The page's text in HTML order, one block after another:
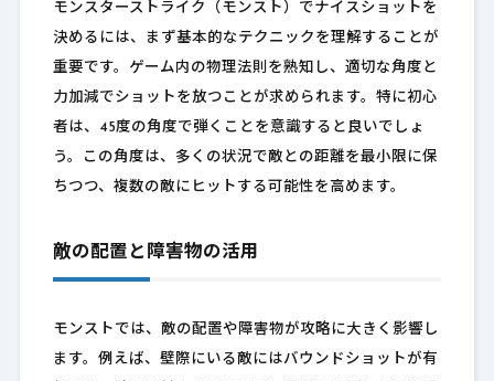
モンスターストライク（モンスト）でナイスショットを
決めるには、まず基本的なテクニックを理解することが
重要です。ゲーム内の物理法則を熟知し、適切な角度と
力加減でショットを放つことが求められます。特に初心
者は、45度の角度で弾くことを意識すると良いでしょ
う。この角度は、多くの状況で敵との距離を最小限に保
ちつつ、複数の敵にヒットする可能性を高めます。
敵の配置と障害物の活用
モンストでは、敵の配置や障害物が攻略に大きく影響し
ます。例えば、壁際にいる敵にはバウンドショットが有